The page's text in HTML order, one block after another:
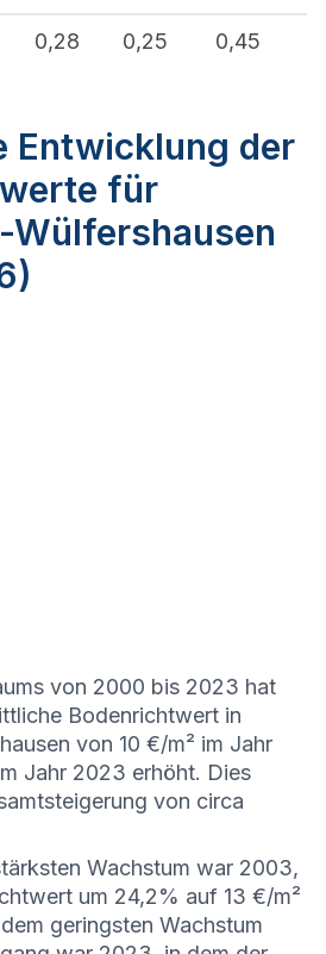
0,28 0,25 0,45
Entwicklung der
für
Wülfershausen
von 2000 bis 2023 hat
Bodenrichtwert in
von 10 €/m² im Jahr
Jahr 2023 erhöht. Dies
von circa
Wachstum war 2003,
um 24,2% auf 13 €/m²
geringsten Wachstum